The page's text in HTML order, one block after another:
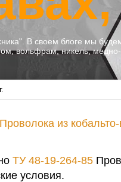
В своем блоге мы
вольфрам, никель,
из
ТУ 48-19-264-85
условия.